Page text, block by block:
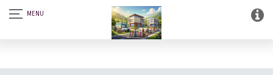
আস-সালামু আলাইকুম। SQSF-কাউন্সেলিং সেন্টার এন্ড স্মার্ট লাইব্রেরী (আত্নশুদ্ধির
সফটওয়্যার)।